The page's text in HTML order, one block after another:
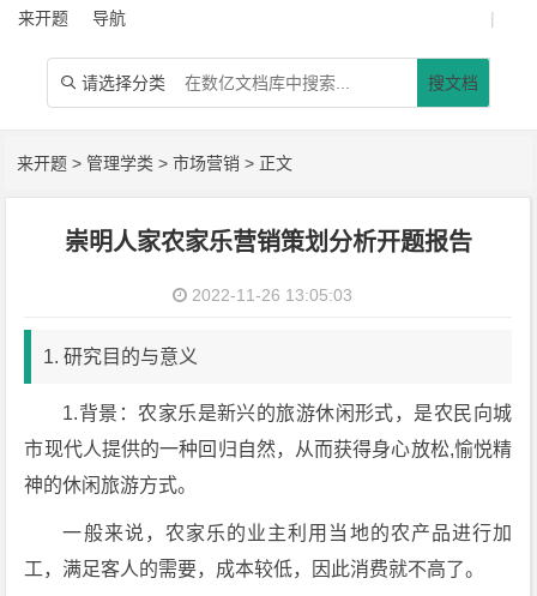
来开题 导航 |
 请选择分类 搜文档
来开题 >管理学类 >市场营销 > 正文
崇明人家农家乐营销策划分析开题报告
2022-11-26 13:05:03
1. 研究目的与意义
1.背景：农家乐是新兴的旅游休闲形式，是农民向城
市现代人提供的一种回归自然，从而获得身心放松,愉悦精
神的休闲旅游方式。
一般来说，农家乐的业主利用当地的农产品进行加
工，满足客人的需要，成本较低，因此消费就不高了。